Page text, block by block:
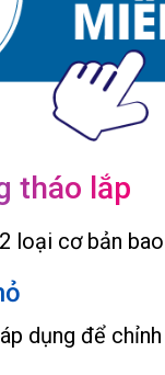
tháo lắp
loại cơ bản
dụng để